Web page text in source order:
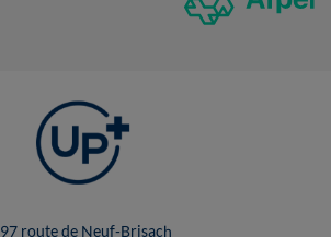
97 route de Neuf-Brisach